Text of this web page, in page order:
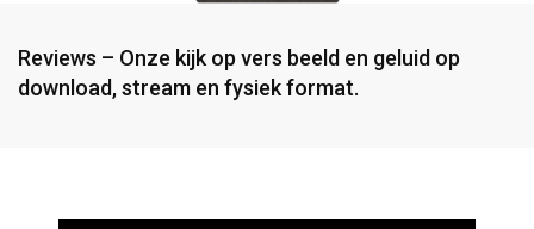
Reviews – Onze kijk op vers beeld en geluid op
download, stream en fysiek format.